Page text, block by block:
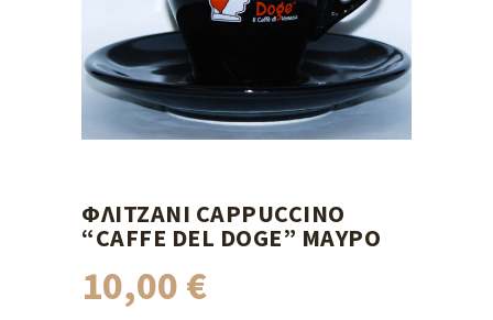
ΦΛΙΤΖΆΝΙ CAPPUCCINO
“CAFFE DEL DOGE” ΜΑΎΡΟ
10,00 €